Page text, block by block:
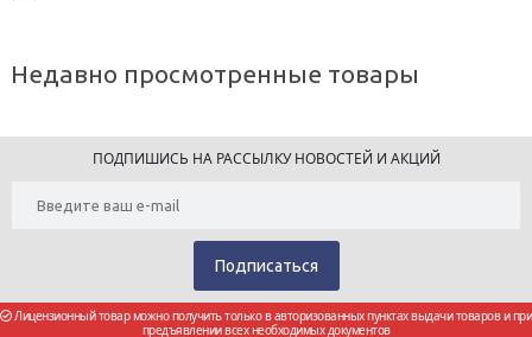
Недавно просмотренные товары
ПОДПИШИСЬ НА РАССЫЛКУ НОВОСТЕЙ И АКЦИЙ
Лицензионный товар можно получить только в авторизованных пунктах выдачи товаров и при
предъявлении всех необходимых документов